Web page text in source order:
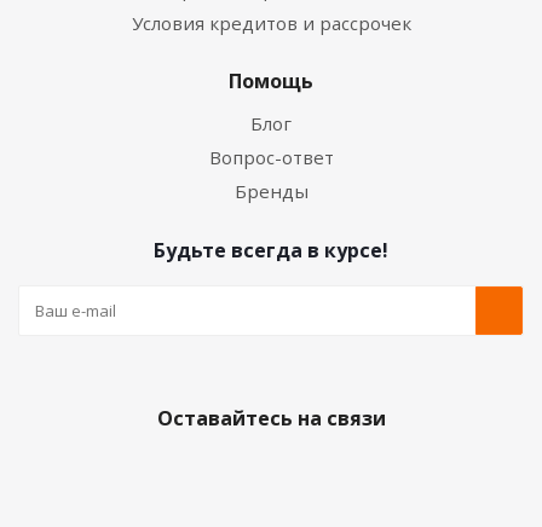
Условия кредитов и рассрочек
Помощь
Блог
Вопрос-ответ
Бренды
Будьте всегда в курсе!
Оставайтесь на связи